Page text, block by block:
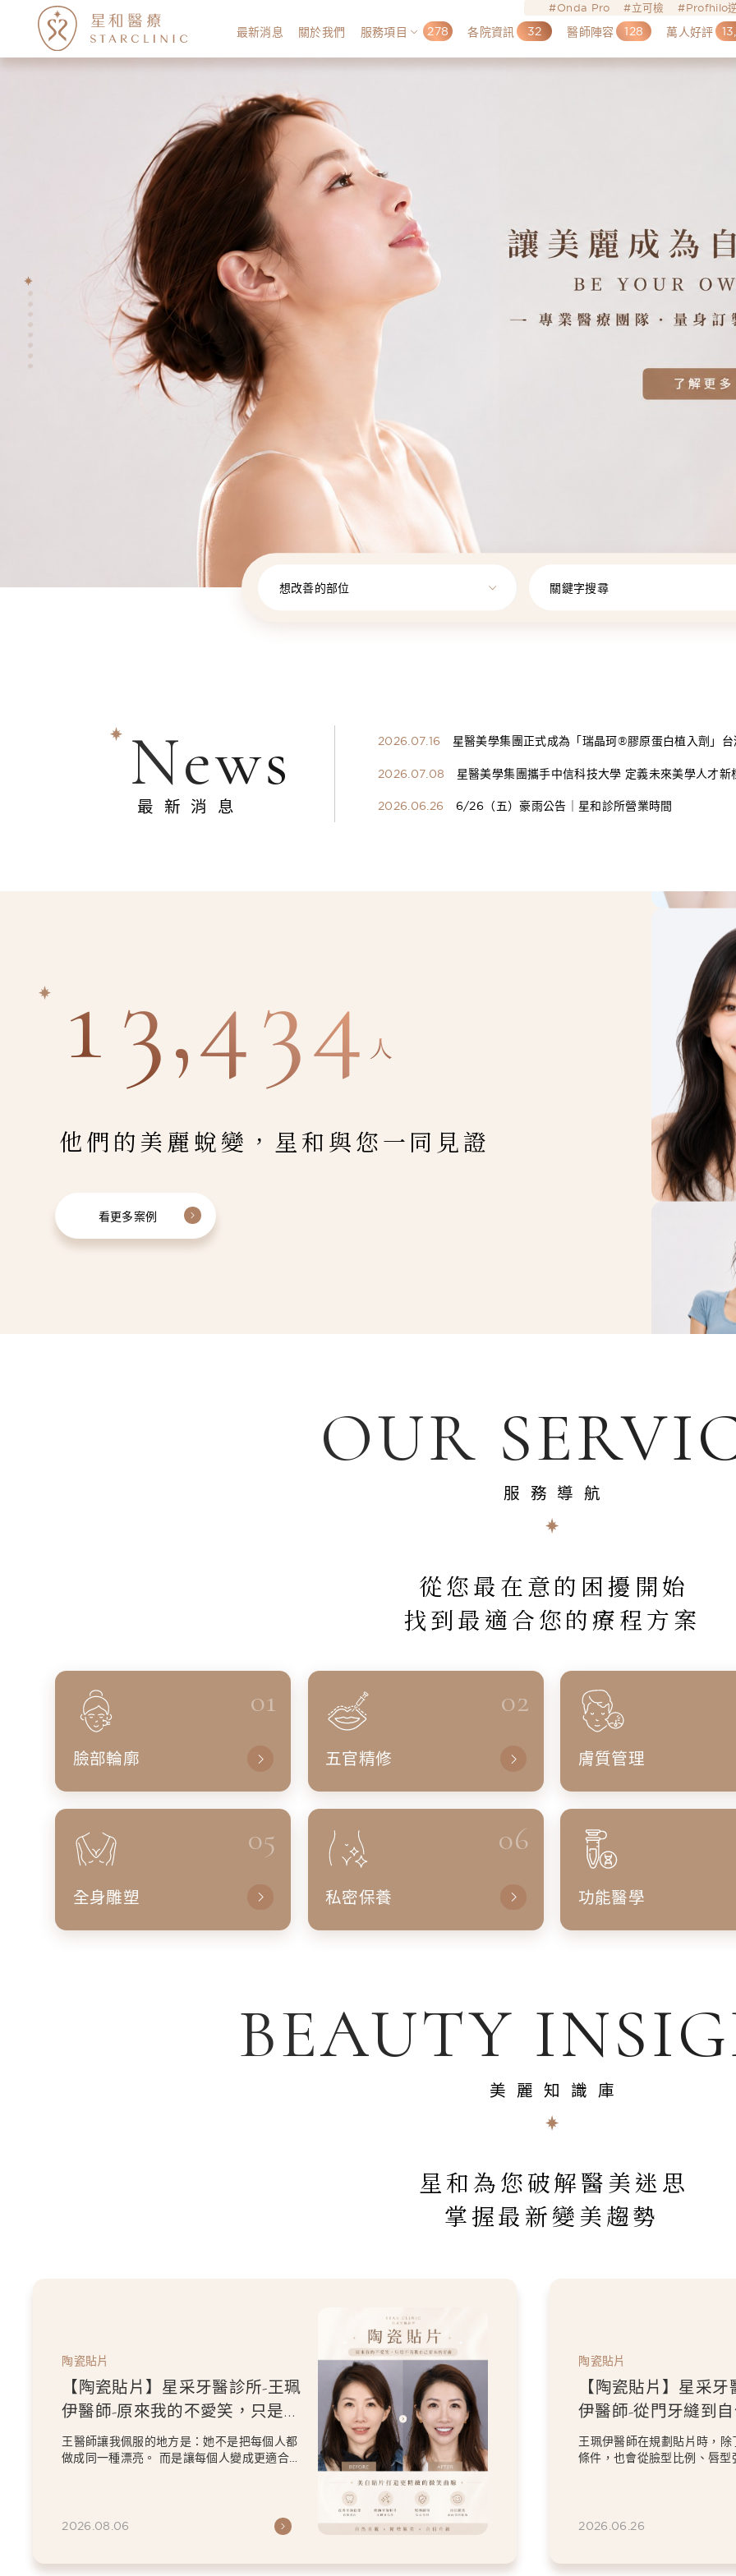
Onda Pro 立可檢 Profhilo
最新消息 關於我們 服務項目 278 各院資訊 32 醫師陣容 128 萬人好評
想改善的部位 關鍵字搜尋
News
最新消息
2026.07.16
星醫美學集團正式成為「瑞晶珂®膠原蛋白植入劑」
2026.07.08
星醫美學集團攜手中信科技大學 定義未來美學人才新
2026.06.26
6/26（五）豪雨公告｜星和診所營業時間
13,434 人
他們的美麗蛻變，星和與您一同見證
看更多案例
OUR
服務導航
從您最在意的困擾開始
找到最適合您的療程方案
01
臉部輪廓
02
五官精修 膚質管理
05
全身雕塑
06
私密保養 功能醫學
BEAUTY
美麗知識庫
星和為您破解醫美迷思
掌握最新變美趨勢
陶瓷貼片
【陶瓷貼片】星采牙醫診所-王珮
伊醫師-原來我的不愛笑，只是不
喜歡自己原本的牙齒
王醫師讓我佩服的地方是：她不是把每個人都
做成同一種漂亮。 而是讓每個人變成更適合自
2026.08.06
陶瓷貼片
【陶瓷貼片】星采
伊醫師-從門牙縫到
白貼片打造更精緻的
王珮伊醫師在規劃貼片時，除
條件，也會從臉型比例、唇型
2026.06.26